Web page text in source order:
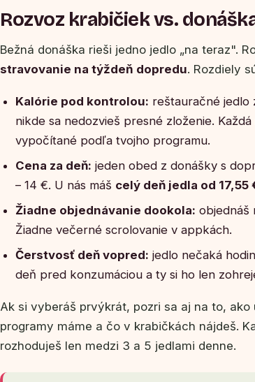
Rozvoz krabičiek vs.
Bežná donáška rieši jedno jedlo „na teraz".
stravovanie na týždeň dopredu. Rozdiely
Kalórie pod kontrolou: reštauračné jedlo
nikde sa nedozvieš presné zloženie.
vypočítané podľa tvojho programu.
Cena za deň: jeden obed z donášky s
– 14 €. U nás máš celý deň jedla od 17,55
Žiadne objednávanie dookola: objednáš
Žiadne večerné scrolovanie v appkách.
Čerstvosť deň vopred: jedlo nečaká
deň pred konzumáciou a ty si ho len
Ak si vyberáš prvýkrát, pozri sa aj na to, ako
programy máme a čo v krabičkách nájdeš.
rozhoduješ len medzi 3 a 5 jedlami denne.